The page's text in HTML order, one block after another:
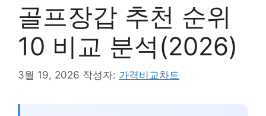
골프장갑 추천 순위
10 비교 분석(2026)
3월 19, 2026 작성자: 가격비교차트